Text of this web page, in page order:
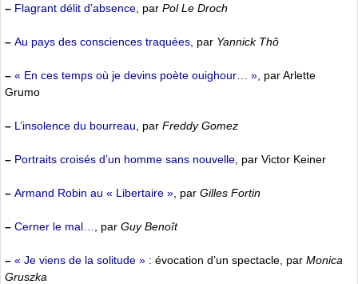
– Flagrant délit d’absence , par Pol Le Droch
– Au pays des consciences traquées , par Yannick Thô
– « En ces temps où je devins poète ouighour… » , par Arlette
Grumo
– L’insolence du bourreau , par Freddy Gomez
– Portraits croisés d’un homme sans nouvelle , par Victor Keiner
– Armand Robin au « Libertaire » , par Gilles Fortin
– Cerner le mal… , par Guy Benoît
– « Je viens de la solitude » : évocation d’un spectacle, par Monica
Gruszka